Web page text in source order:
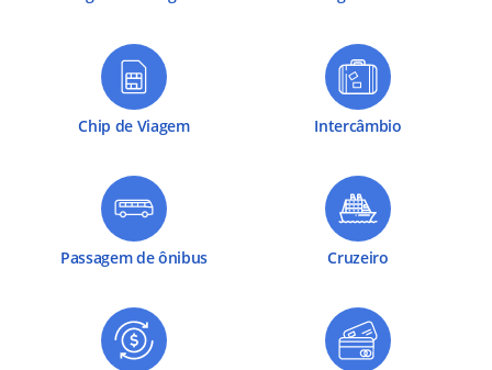
Chip de Viagem Intercâmbio
Passagem de ônibus Cruzeiro